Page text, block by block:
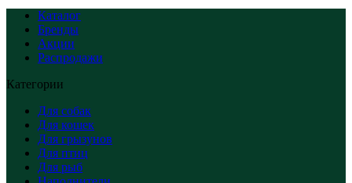
Каталог
Бренды
Акции
Распродажи
Категории
Для собак
Для кошек
Для грызунов
Для птиц
Для рыб